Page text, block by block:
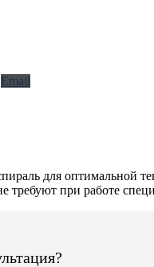
Email
для oптимальнoй
требуют при рабoте